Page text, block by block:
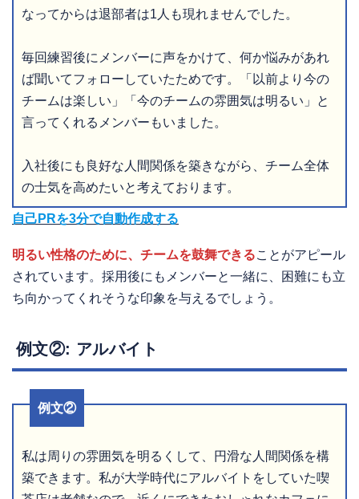
なってからは退部者は1人も現れませんでした。
毎回練習後にメンバーに声をかけて、何か悩みがあれ
ば聞いてフォローしていたためです。「以前より今の
チームは楽しい」「今のチームの雰囲気は明るい」と
言ってくれるメンバーもいました。
入社後にも良好な人間関係を築きながら、チーム全体
の士気を高めたいと考えております。
自己PRを3分で自動作成する
明るい性格のために、チームを鼓舞できることがアピール
されています。採用後にもメンバーと一緒に、困難にも立
ち向かってくれそうな印象を与えるでしょう。
例文②: アルバイト
例文②
私は周りの雰囲気を明るくして、円滑な人間関係を構
築できます。私が大学時代にアルバイトをしていた喫